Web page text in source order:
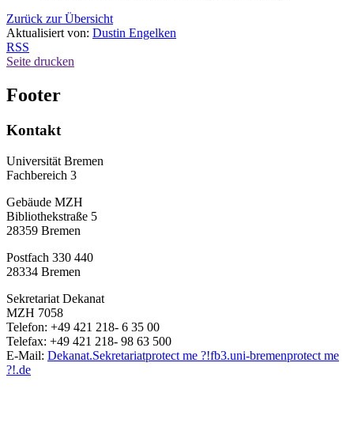
Zurück zur Übersicht
Aktualisiert von: Dustin Engelken
RSS
Seite drucken
Footer
Kontakt
Universität Bremen
Fachbereich 3
Gebäude MZH
Bibliothekstraße 5
28359 Bremen
Postfach 330 440
28334 Bremen
Sekretariat Dekanat
MZH 7058
Telefon: +49 421 218- 6 35 00
Telefax: +49 421 218- 98 63 500
E-Mail: Dekanat.Sekretariatprotect me ?!fb3.uni-bremenprotect me
?!.de